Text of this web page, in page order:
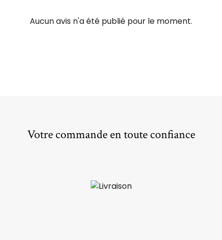
Aucun avis n'a été publié pour le moment.
Votre commande en toute confiance